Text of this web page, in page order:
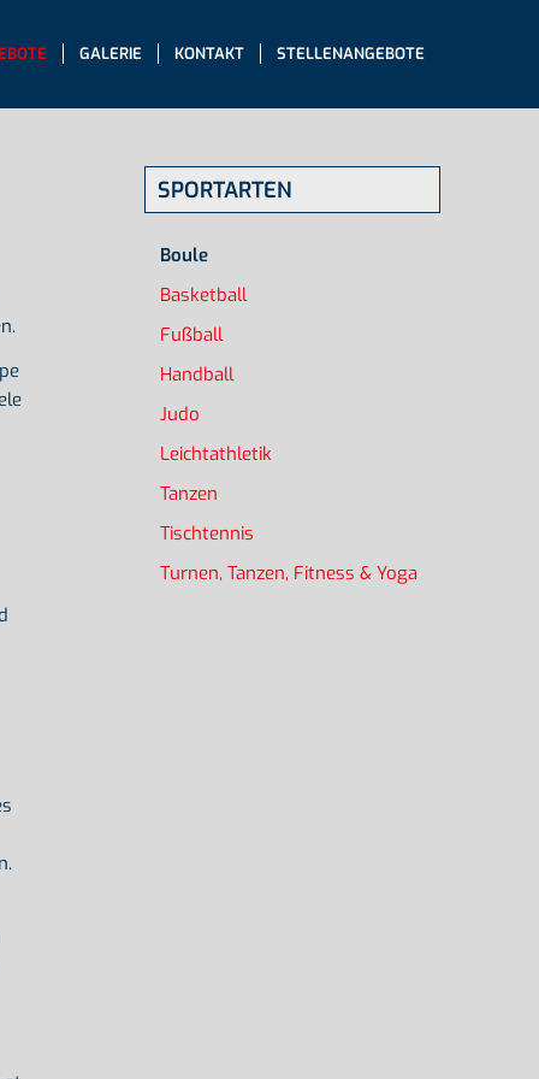
GALERIE KONTAKT STELLENANGEBOTE
SPORTARTEN
Boule
Basketball
Fußball
Handball
Judo
Leichtathletik
Tanzen
Tischtennis
Turnen, Tanzen, Fitness & Yoga